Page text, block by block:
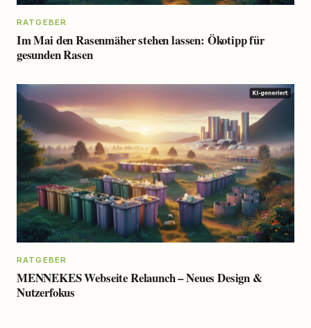
RATGEBER
Im Mai den Rasenmäher stehen lassen: Ökotipp für
gesunden Rasen
RATGEBER
MENNEKES Webseite Relaunch – Neues Design &
Nutzerfokus